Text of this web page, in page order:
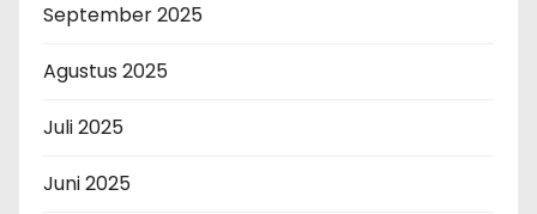
September 2025
Agustus 2025
Juli 2025
Juni 2025